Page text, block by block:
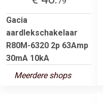
Gacia
aardlekschakelaar
R80M-6320 2p 63Amp
30mA 10kA
Meerdere shops